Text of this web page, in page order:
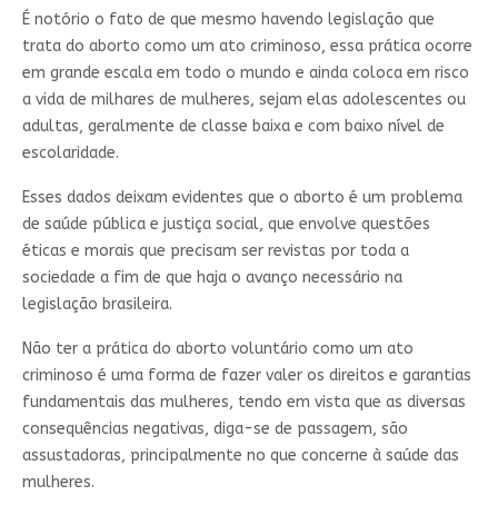
É notório o fato de que mesmo havendo legislação que
trata do aborto como um ato criminoso, essa prática ocorre
em grande escala em todo o mundo e ainda coloca em risco
a vida de milhares de mulheres, sejam elas adolescentes ou
adultas, geralmente de classe baixa e com baixo nível de
escolaridade.
Esses dados deixam evidentes que o aborto é um problema
de saúde pública e justiça social, que envolve questões
éticas e morais que precisam ser revistas por toda a
sociedade a fim de que haja o avanço necessário na
legislação brasileira.
Não ter a prática do aborto voluntário como um ato
criminoso é uma forma de fazer valer os direitos e garantias
fundamentais das mulheres, tendo em vista que as diversas
consequências negativas, diga-se de passagem, são
assustadoras, principalmente no que concerne à saúde das
mulheres.